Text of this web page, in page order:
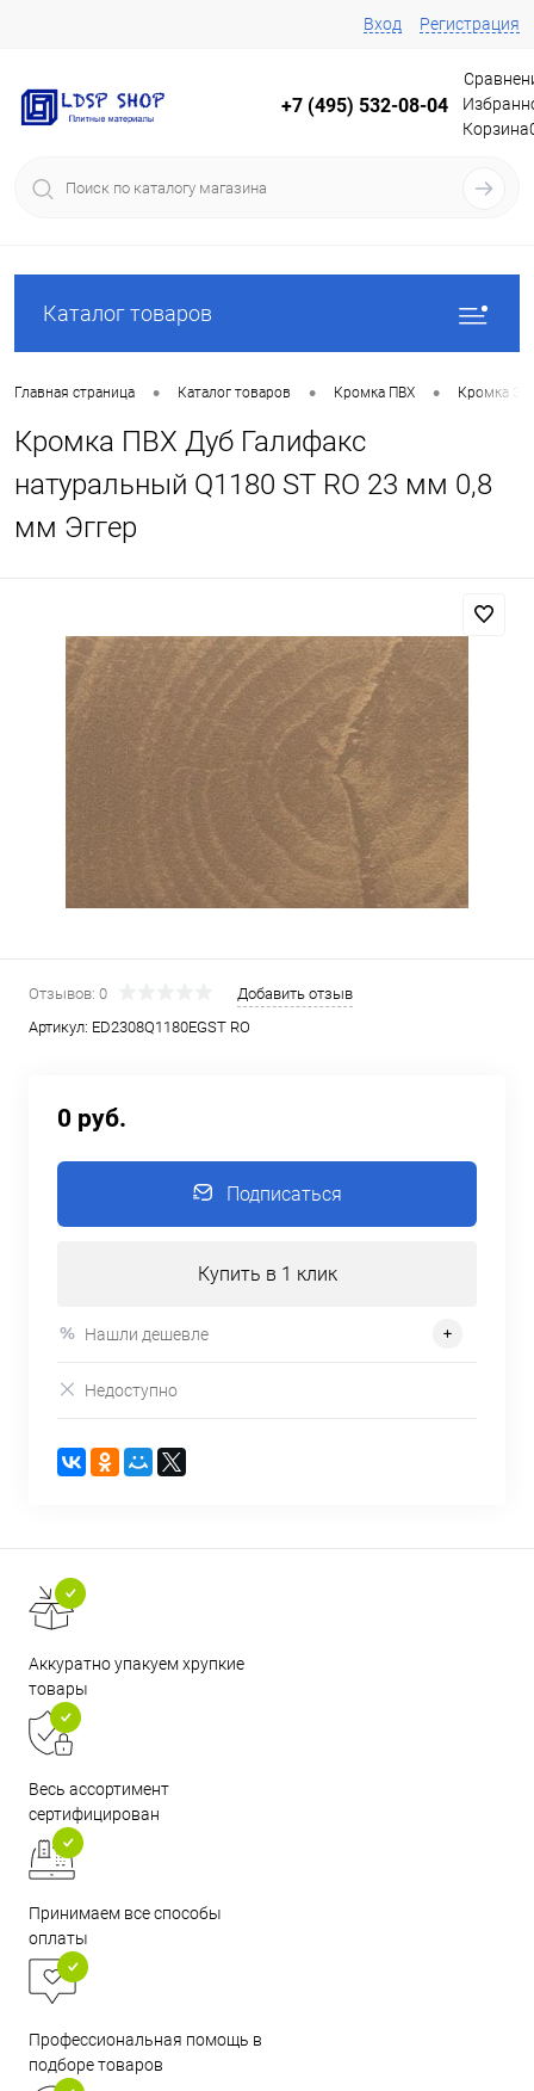
Вход Регистрация
+7 (495) 532-08-04
Корзина
Каталог товаров
Главная страница • Каталог товаров • Кромка ПВХ • Кромка
Кромка ПВХ Дуб Галифакс
натуральный Q1180 ST RO 23 мм 0,8
мм Эггер
Отзывов: 0
Добавить отзыв
Артикул: ED2308Q1180EGST RO
0 руб.
Подписаться
Купить в 1 клик
Нашли дешевле
Недоступно
Аккуратно упакуем хрупкие
товары
Весь ассортимент
сертифицирован
Принимаем все способы
оплаты
Профессиональная помощь в
подборе товаров